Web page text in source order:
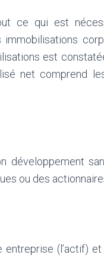
ce qui est
immobilisations
est
net comprend
développement
ou des
entreprise (l’actif)